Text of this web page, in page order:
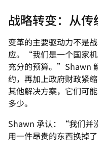
战略转变：从
变革的主要驱动力不是
应。“我们是一个国家
充分的预算。”Shawn
约，再加上政府财政紧
其他解决方案，它们可
多少。
Shawn 承认：“我们并
用一件昂贵的东西换掉